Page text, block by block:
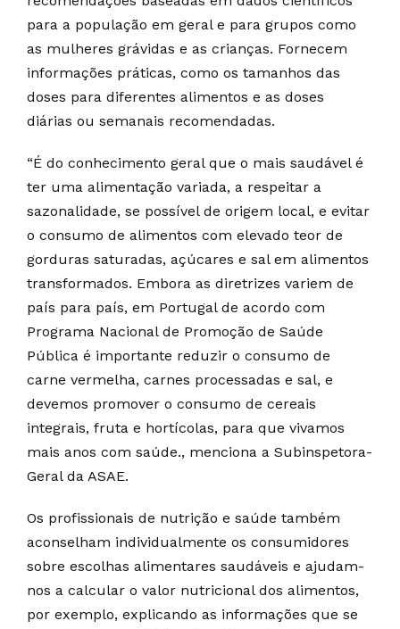
para a população em geral e para grupos como
as mulheres grávidas e as crianças. Fornecem
informações práticas, como os tamanhos das
doses para diferentes alimentos e as doses
diárias ou semanais recomendadas.
“É do conhecimento geral que o mais saudável é
ter uma alimentação variada, a respeitar a
sazonalidade, se possível de origem local, e evitar
o consumo de alimentos com elevado teor de
gorduras saturadas, açúcares e sal em alimentos
transformados. Embora as diretrizes variem de
país para país, em Portugal de acordo com
Programa Nacional de Promoção de Saúde
Pública é importante reduzir o consumo de
carne vermelha, carnes processadas e sal, e
devemos promover o consumo de cereais
integrais, fruta e hortícolas, para que vivamos
mais anos com saúde., menciona a Subinspetora-
Geral da ASAE.
Os profissionais de nutrição e saúde também
aconselham individualmente os consumidores
sobre escolhas alimentares saudáveis e ajudam-
nos a calcular o valor nutricional dos alimentos,
por exemplo, explicando as informações que se